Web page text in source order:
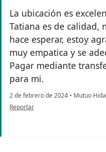
La ubicación es
Tatiana es de calidad,
hace esperar, estoy
muy empatica y se
Pagar mediante
para mi.
2 de febrero de 2024 • Mutuo
en opinión del usuario VANESSA
Reportar